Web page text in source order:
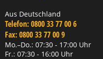
Aus Deutschland
Telefon:0800 33 77 00 6
Fax:0800 33 77 00 9
Mo.–Do.: 07:30 - 17:00 Uhr
Fr.: 07:30 - 16:00 Uhr